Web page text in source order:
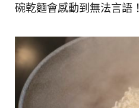
碗乾麵會感動到無法言語！